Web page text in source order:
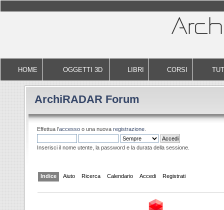
HOME OGGETTI 3D LIBRI CORSI
ArchiRADAR Forum
Effettua l'accesso o una nuova registrazione.
Inserisci il nome utente, la password e la durata della sessione.
Indice Aiuto Ricerca Calendario Accedi Registrati